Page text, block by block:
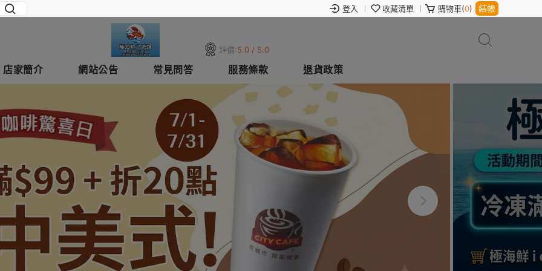
登入 收藏清單 購物車(0) 結帳
評價:5.0 / 5.0
店家簡介 網站公告 常見問答 服務條款 退貨政策